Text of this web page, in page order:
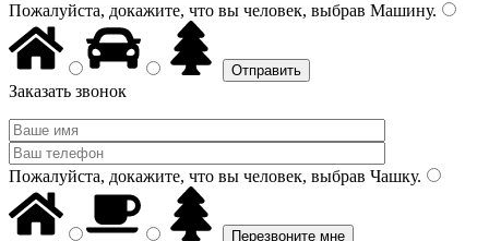
Пожалуйста, докажите, что вы человек, выбрав Машину.
Заказать звонок
Пожалуйста, докажите, что вы человек, выбрав Чашку.